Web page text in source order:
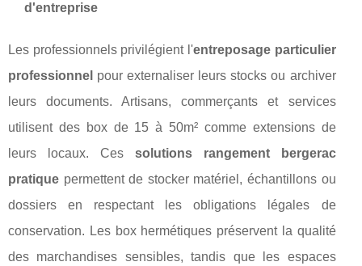
d'entreprise
Les professionnels privilégient l'entreposage particulier
professionnel pour externaliser leurs stocks ou archiver
leurs documents. Artisans, commerçants et services
utilisent des box de 15 à 50m² comme extensions de
leurs locaux. Ces solutions rangement bergerac
pratique permettent de stocker matériel, échantillons ou
dossiers en respectant les obligations légales de
conservation. Les box hermétiques préservent la qualité
des marchandises sensibles, tandis que les espaces